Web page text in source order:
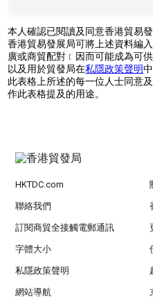
本人確認已閱讀及同意香港貿易
香港貿易發展局可將上述資料編
廣或商貿配對﹝因而可能成為可
以及用於貿發局在私隱政策聲明
此表格上所述的每一位人士同意
作此表格提及的用途。
HKTDC.com
聯絡我們
訂閱商貿全接觸電郵通訊
字體大小
私隱政策聲明
網站導航